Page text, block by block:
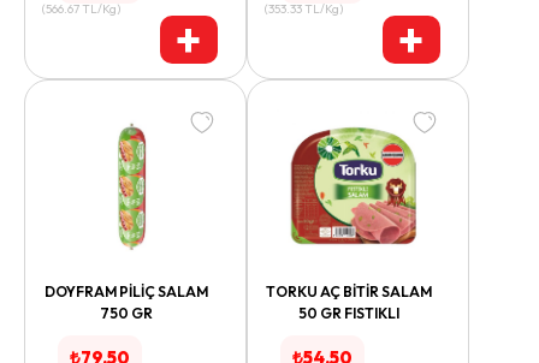
(566.67 TL/Kg) + (353.33 TL/Kg) +
DOYFRAM PİLİÇ SALAM
750 GR
₺79.50
TORKU AÇ BİTİR SALAM
50 GR FISTIKLI
₺54.50